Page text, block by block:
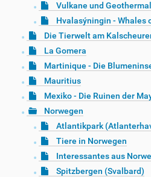
Vulkane und
Hvalasýningin - Whales
Die Tierwelt am
La Gomera
Martinique - Die
Mauritius
Mexiko - Die Ruinen der
Norwegen
Atlantikpark
Tiere in Norwegen
Interessantes aus
Spitzbergen (Svalbard)